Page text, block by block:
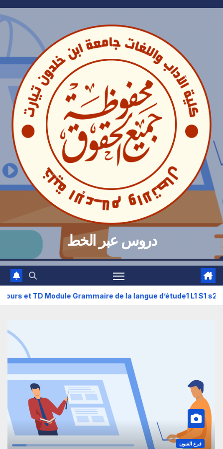
Skip
دروس عبر الخط
de Cours et TD Module Grammaire de la langue d’étude1
قسم اللغة والأدب العربي